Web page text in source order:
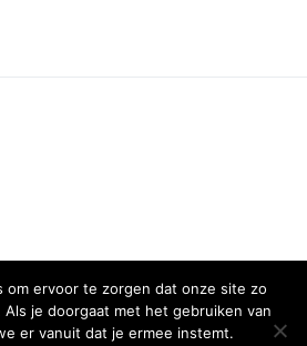
om ervoor te zorgen dat onze site zo
je doorgaat met het gebruiken van
er vanuit dat je ermee instemt.